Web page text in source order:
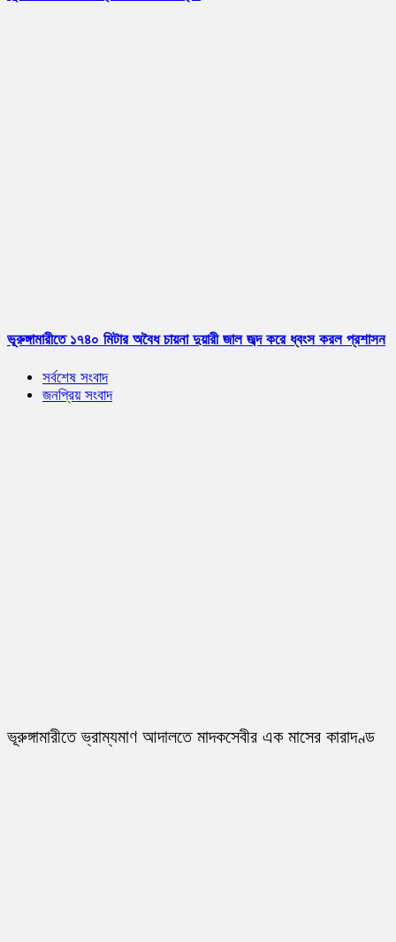
ভূরুঙ্গামারীতে ১৭৪০ মিটার অবৈধ চায়না দুয়ারী জাল জব্দ করে ধ্বংস করল প্রশাসন
সর্বশেষ সংবাদ
জনপ্রিয় সংবাদ
ভূরুঙ্গামারীতে ভ্রাম্যমাণ আদালতে মাদকসেবীর এক মাসের কারাদণ্ড